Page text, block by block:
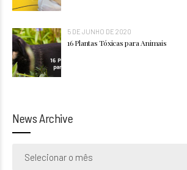
5 DE JUNHO DE 2020
16 Plantas Tóxicas para Animais
News Archive
Selecionar o mês